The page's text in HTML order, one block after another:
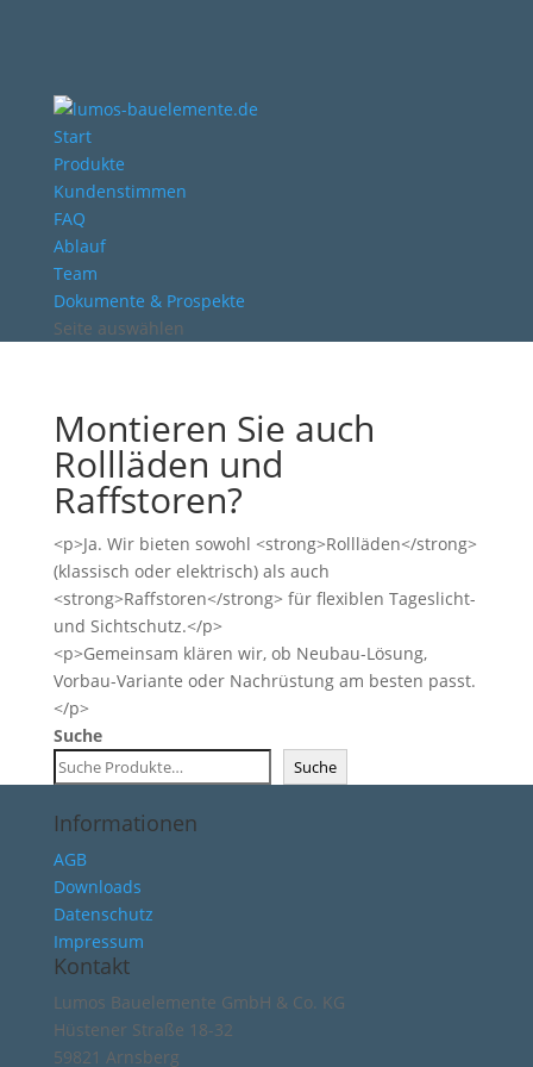
Start
Produkte
Kundenstimmen
FAQ
Ablauf
Team
Dokumente & Prospekte
Seite auswählen
Montieren Sie auch
Rollläden und
Raffstoren?
<p>Ja. Wir bieten sowohl <strong>Rollläden</strong>
(klassisch oder elektrisch) als auch
<strong>Raffstoren</strong> für flexiblen Tageslicht-
und Sichtschutz.</p>
<p>Gemeinsam klären wir, ob Neubau-Lösung,
Vorbau-Variante oder Nachrüstung am besten passt.
</p>
Suche
Suche
Informationen
AGB
Downloads
Datenschutz
Impressum
Kontakt
Lumos Bauelemente GmbH & Co. KG
Hüstener Straße 18-32
59821 Arnsberg